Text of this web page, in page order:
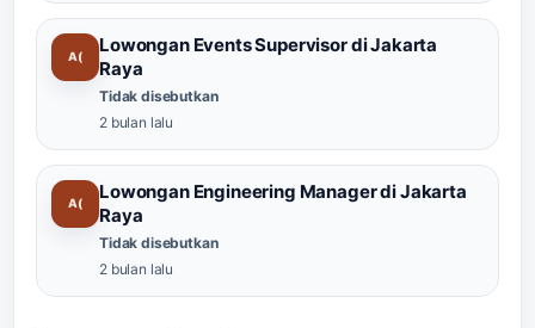
A(
Lowongan Events Supervisor di Jakarta
Raya
Tidak disebutkan
2 bulan lalu
A(
Lowongan Engineering Manager di Jakarta
Raya
Tidak disebutkan
2 bulan lalu